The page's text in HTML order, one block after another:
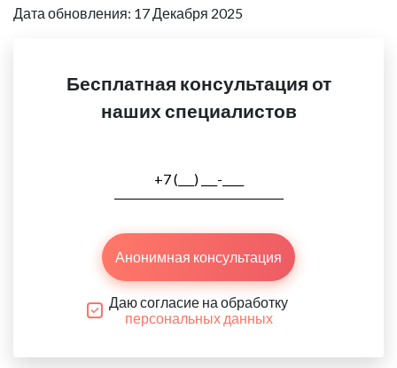
Дата обновления: 17 Декабря 2025
Бесплатная консультация от
наших специалистов
Анонимная консультация
Даю согласие на обработку
персональных данных